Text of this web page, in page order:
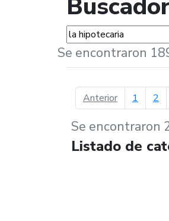
Palabras...
Se encontraron
Anteriorpágina
1 2
Se encontraron
Listado de